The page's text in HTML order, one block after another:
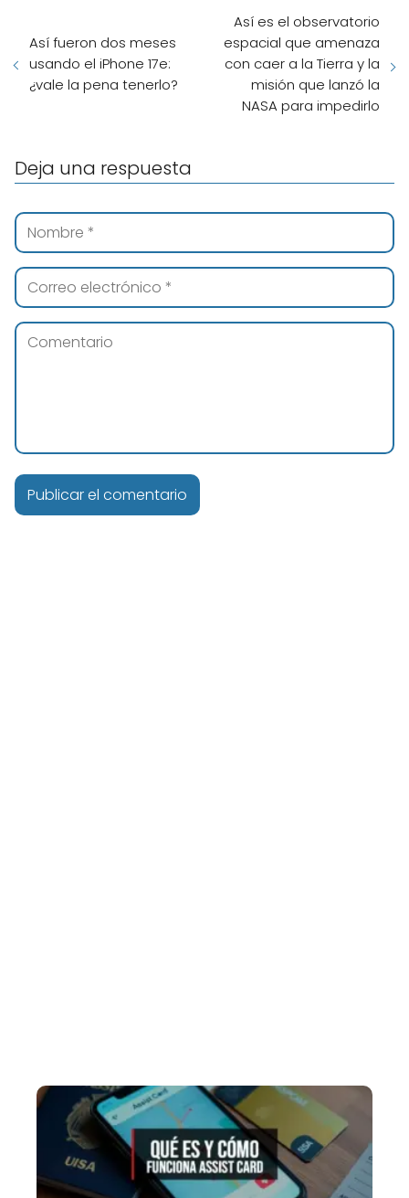
Así fueron dos meses
usando el iPhone 17e:
¿vale la pena tenerlo?
Así es el observatorio
espacial que amenaza
con caer a la Tierra y la
misión que lanzó la
NASA para impedirlo
Deja una respuesta